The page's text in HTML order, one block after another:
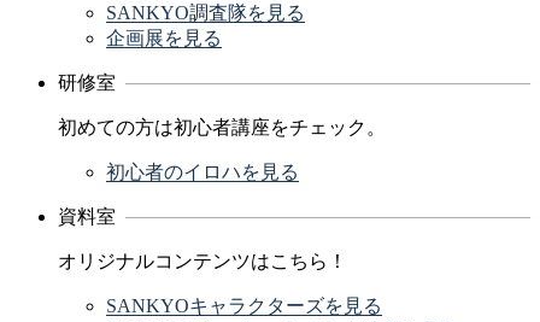
SANKYO調査隊を見る
企画展を見る
研修室
初めての方は初心者講座をチェック。
初心者のイロハを見る
資料室
オリジナルコンテンツはこちら！
SANKYOキャラクターズを見る